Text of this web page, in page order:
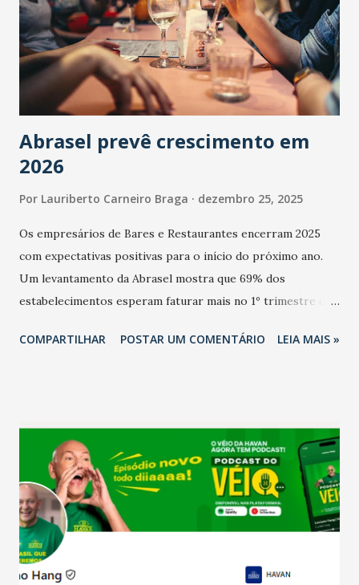
Abrasel prevê crescimento em
2026
Por Lauriberto Carneiro Braga dezembro 25, 2025
Os empresários de Bares e Restaurantes encerram 2025
com expectativas positivas para o início do próximo ano.
Um levantamento da Abrasel mostra que 69% dos
estabelecimentos esperam faturar mais no 1º trimestre de
relação ao último trimestre deste ano, 56% também
confraternizações de fim de ano e pelo pagamento do 13º
Salário para um número maior de trabalhadores, já que o
país tem a menor taxa de desemprego dos anos recentes.
Ainda segundo a Pesquisa, em novembro de 2025, 40% dos
bares e restaurantes operaram com lucro e outros 40%
registraram equilíbrio financeiro. Já o percentual de
estabelecimentos no prejuízo ficou em 19%, pouco abaixo
COMPARTILHAR POSTAR UM COMENTÁRIO LEIA MAIS »